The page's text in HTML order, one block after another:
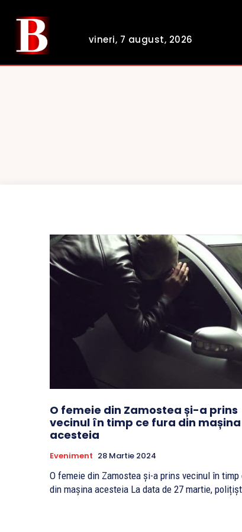
vineri, 7 august, 2026
O femeie din Zamostea și-a prins
vecinul în timp ce fura din mașina
acesteia
Eveniment 28 Martie 2024
O femeie din Zamostea și-a prins vecinul în
din mașina acesteia La data de 27 martie,